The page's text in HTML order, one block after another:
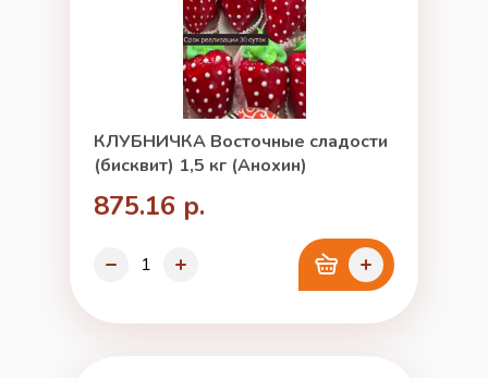
КЛУБНИЧКА Восточные сладости
(бисквит) 1,5 кг (Анохин)
875.16 р.